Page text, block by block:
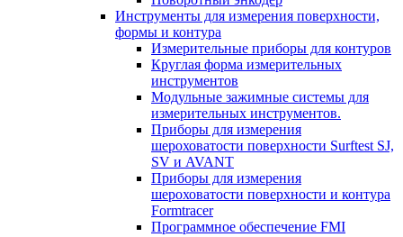
Инструменты для измерения поверхности,
формы и контура
Измерительные приборы для контуров
Круглая форма измерительных
инструментов
Модульные зажимные системы для
измерительных инструментов.
Приборы для измерения
шероховатости поверхности Surftest SJ,
SV и AVANT
Приборы для измерения
шероховатости поверхности и контура
Formtracer
Программное обеспечение FMI